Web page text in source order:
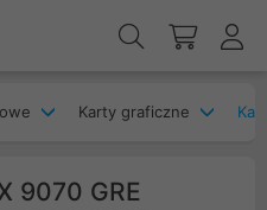
Karty graficzne
9070 GRE